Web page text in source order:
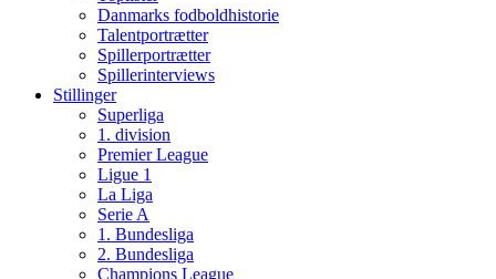
Danmarks fodboldhistorie
Talentportrætter
Spillerportrætter
Spillerinterviews
Stillinger
Superliga
1. division
Premier League
Ligue 1
La Liga
Serie A
1. Bundesliga
2. Bundesliga
Champions League